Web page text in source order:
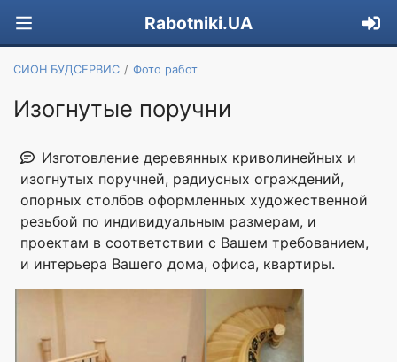
Rabotniki.UA
СИОН БУДСЕРВИС Фото работ
Изогнутые поручни
Изготовление деревянных криволинейных и
изогнутых поручней, радиусных ограждений,
опорных столбов оформленных художественной
резьбой по индивидуальным размерам, и
проектам в соответствии с Вашем требованием,
и интерьера Вашего дома, офиса, квартиры.